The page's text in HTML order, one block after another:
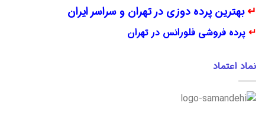
↵ بهترین پرده دوزی در تهران و سراسر ایران
↵ پرده فروشی فلورانس در تهران
نماد اعتماد